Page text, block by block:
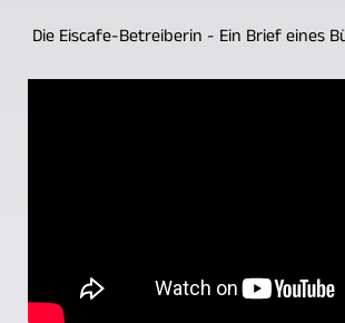
Die Eiscafe-Betreiberin - Ein Brief eines